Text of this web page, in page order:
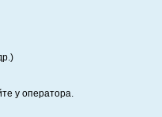
у оператора.